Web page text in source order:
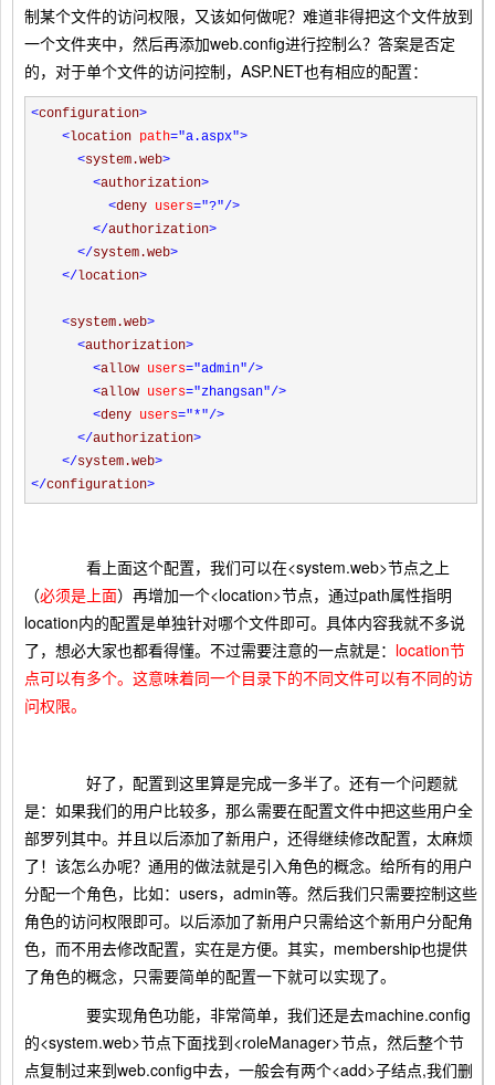
制某个文件的访问权限，又该如何做呢？难道非得把这个文件放到
一个文件夹中，然后再添加web.config进行控制么？答案是否定
的，对于单个文件的访问控制，ASP.NET也有相应的配置：
<configuration>
<location path="a.aspx">
<system.web>
<authorization>
<deny users="?"/>
</authorization>
</system.web>
</ location>
<system.web>
<authorization>
<allow users="admin"/>
<allow users="zhangsan"/>
<deny users="*"/>
</authorization>
</system.web>
</configuration>
看上面这个配置，我们可以在<system.web>节点之上
（必须是上面）再增加一个<location>节点，通过path属性指明
location内的配置是单独针对哪个文件即可。具体内容我就不多说
了，想必大家也都看得懂。不过需要注意的一点就是： location节
点可以有多个。这意味着同一个目录下的不同文件可以有不同的访
问权限。
好了，配置到这里算是完成一多半了。还有一个问题就
是：如果我们的用户比较多，那么需要在配置文件中把这些用户全
部罗列其中。并且以后添加了新用户，还得继续修改配置，太麻烦
了！该怎么办呢？通用的做法就是引入角色的概念。给所有的用户
分配一个角色，比如：users，admin等。然后我们只需要控制这些
角色的访问权限即可。以后添加了新用户只需给这个新用户分配角
色，而不用去修改配置，实在是方便。其实，membership也提供
了角色的概念，只需要简单的配置一下就可以实现了。
要实现角色功能，非常简单，我们还是去machine.config
的<system.web>节点下面找到<roleManager>节点，然后整个节
点复制过来到web.config中去，一般会有两个<add>子结点,我们删